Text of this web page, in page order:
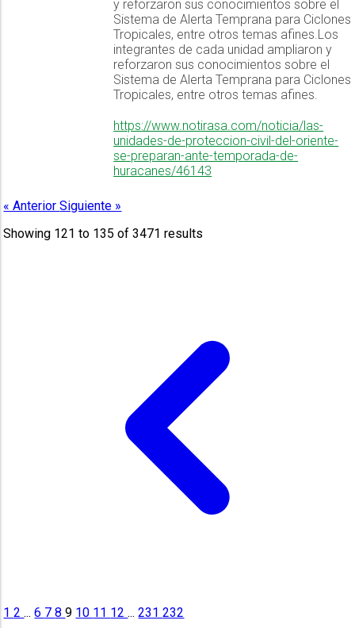
y reforzaron sus conocimientos sobre el
Sistema de Alerta Temprana para Ciclones
Tropicales, entre otros temas afines.Los
integrantes de cada unidad ampliaron y
reforzaron sus conocimientos sobre el
Sistema de Alerta Temprana para Ciclones
Tropicales, entre otros temas afines.
https://www.notirasa.com/noticia/las-
unidades-de-proteccion-civil-del-oriente-
se-preparan-ante-temporada-de-
huracanes/46143
« AnteriorSiguiente »
Showing 121 to 135 of3471 results
12... 6 789 10 11 12... 231232